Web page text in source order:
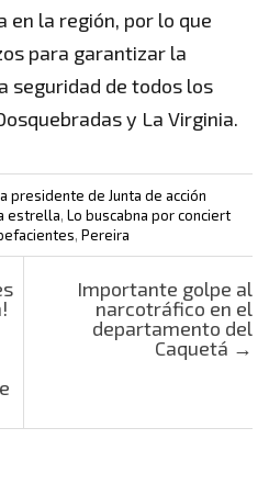
en la región, por lo que
para garantizar la
seguridad de todos los
y La Virginia.
presidente de Junta de acción
estrella, Lo buscabna por conciert
, Pereira
Importante golpe al
narcotráfico en el
departamento del
Caquetá →